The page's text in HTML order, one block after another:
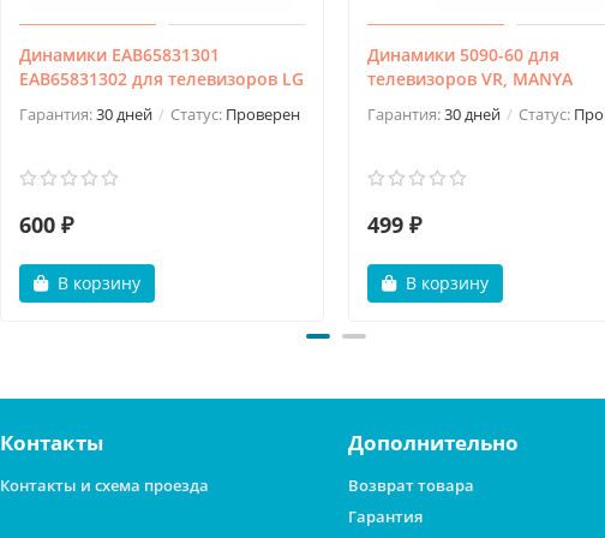
Динамики EAB65831301
EAB65831302 для телевизоров LG
Гарантия:30 дней Статус: Проверен
600 ₽
В корзину
Динамики 5090-60 для
телевизоров VR, MANYA
Гарантия:30 дней Статус:
499 ₽
В корзину
Контакты
Контакты и схема проезда
Дополнительно
Возврат товара
Гарантия